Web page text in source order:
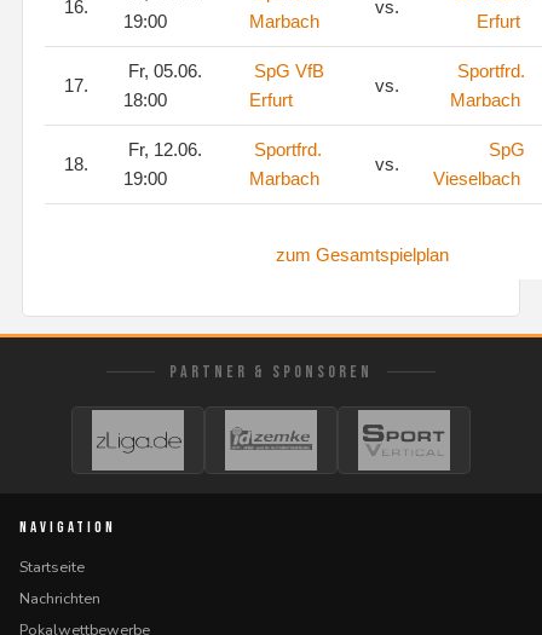
16.
19:00
Marbach
vs.
Erfurt
17.
Fr, 05.06.
18:00
SpG VfB
Erfurt
vs.
Sportfrd.
Marbach
18.
Fr, 12.06.
19:00
Sportfrd.
Marbach
vs.
SpG
Vieselbach
zum Gesamtspielplan
PARTNER & SPONSOREN
NAVIGATION
Startseite
Nachrichten
Pokalwettbewerbe